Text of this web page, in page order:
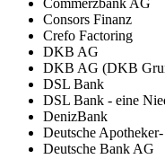
Commerzbank AG
Consors Finanz
Crefo Factoring
DKB AG
DKB AG (DKB
DSL Bank
DSL Bank - eine
DenizBank
Deutsche
Deutsche Bank AG